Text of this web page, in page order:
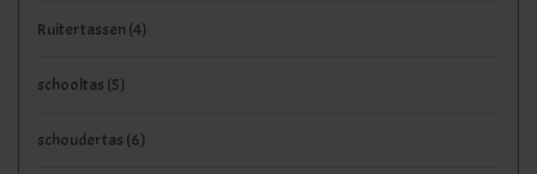
Ruitertassen (4)
schooltas (5)
schoudertas (6)